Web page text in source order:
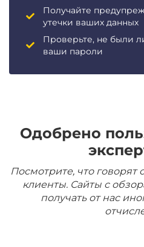
Получайте
утечки ваших данных
Проверьте, не были
ваши пароли
Одобрено
Посмотрите, что
клиенты. Сайты с
получать от нас